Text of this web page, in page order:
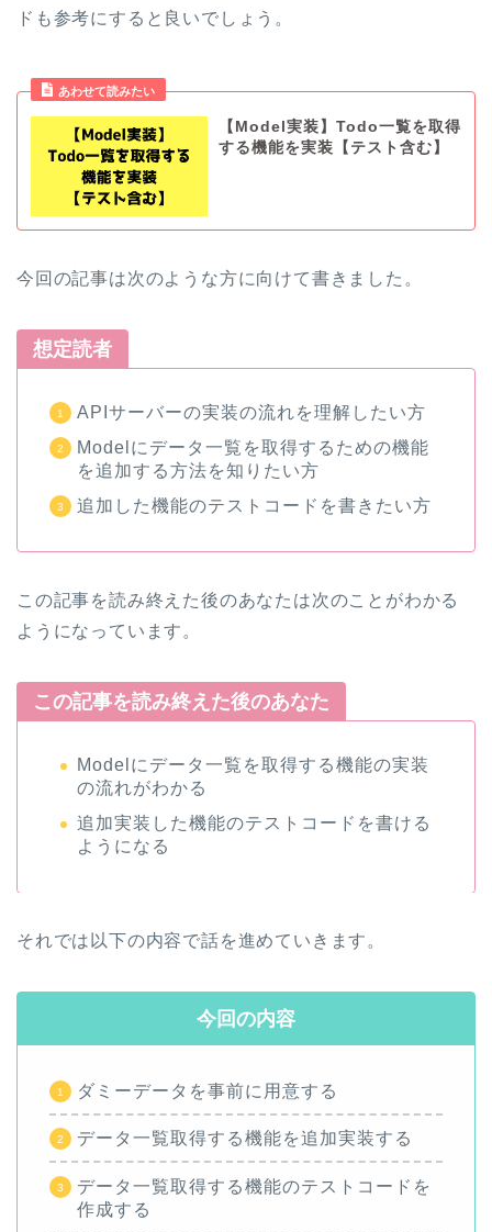
ドも参考にすると良いでしょう。
あわせて読みたい
【Model実装】Todo一覧を取得
する機能を実装【テスト含む】
今回の記事は次のような方に向けて書きました。
想定読者
APIサーバーの実装の流れを理解したい方
Modelにデータ一覧を取得するための機能
を追加する方法を知りたい方
追加した機能のテストコードを書きたい方
この記事を読み終えた後のあなたは次のことがわかる
ようになっています。
この記事を読み終えた後のあなた
Modelにデータ一覧を取得する機能の実装
の流れがわかる
追加実装した機能のテストコードを書ける
ようになる
それでは以下の内容で話を進めていきます。
今回の内容
ダミーデータを事前に用意する
データ一覧取得する機能を追加実装する
データ一覧取得する機能のテストコードを
作成する